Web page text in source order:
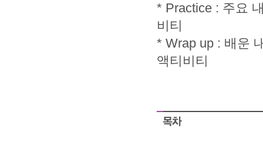
* Practice : 주요
비티
* Wrap up : 배운
액티비티